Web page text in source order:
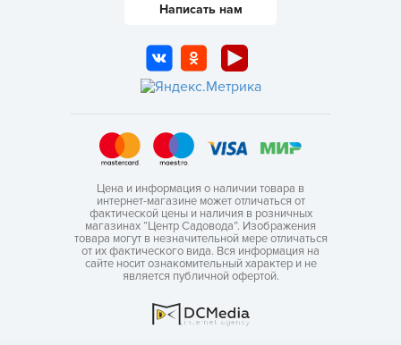
Написать нам
Цена и информация о наличии товара в
интернет-магазине может отличаться от
фактической цены и наличия в розничных
магазинах “Центр Садовода”. Изображения
товара могут в незначительной мере отличаться
от их фактического вида. Вся информация на
сайте носит ознакомительный характер и не
является публичной офертой.